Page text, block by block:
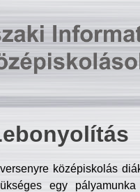
középiskolás
egy